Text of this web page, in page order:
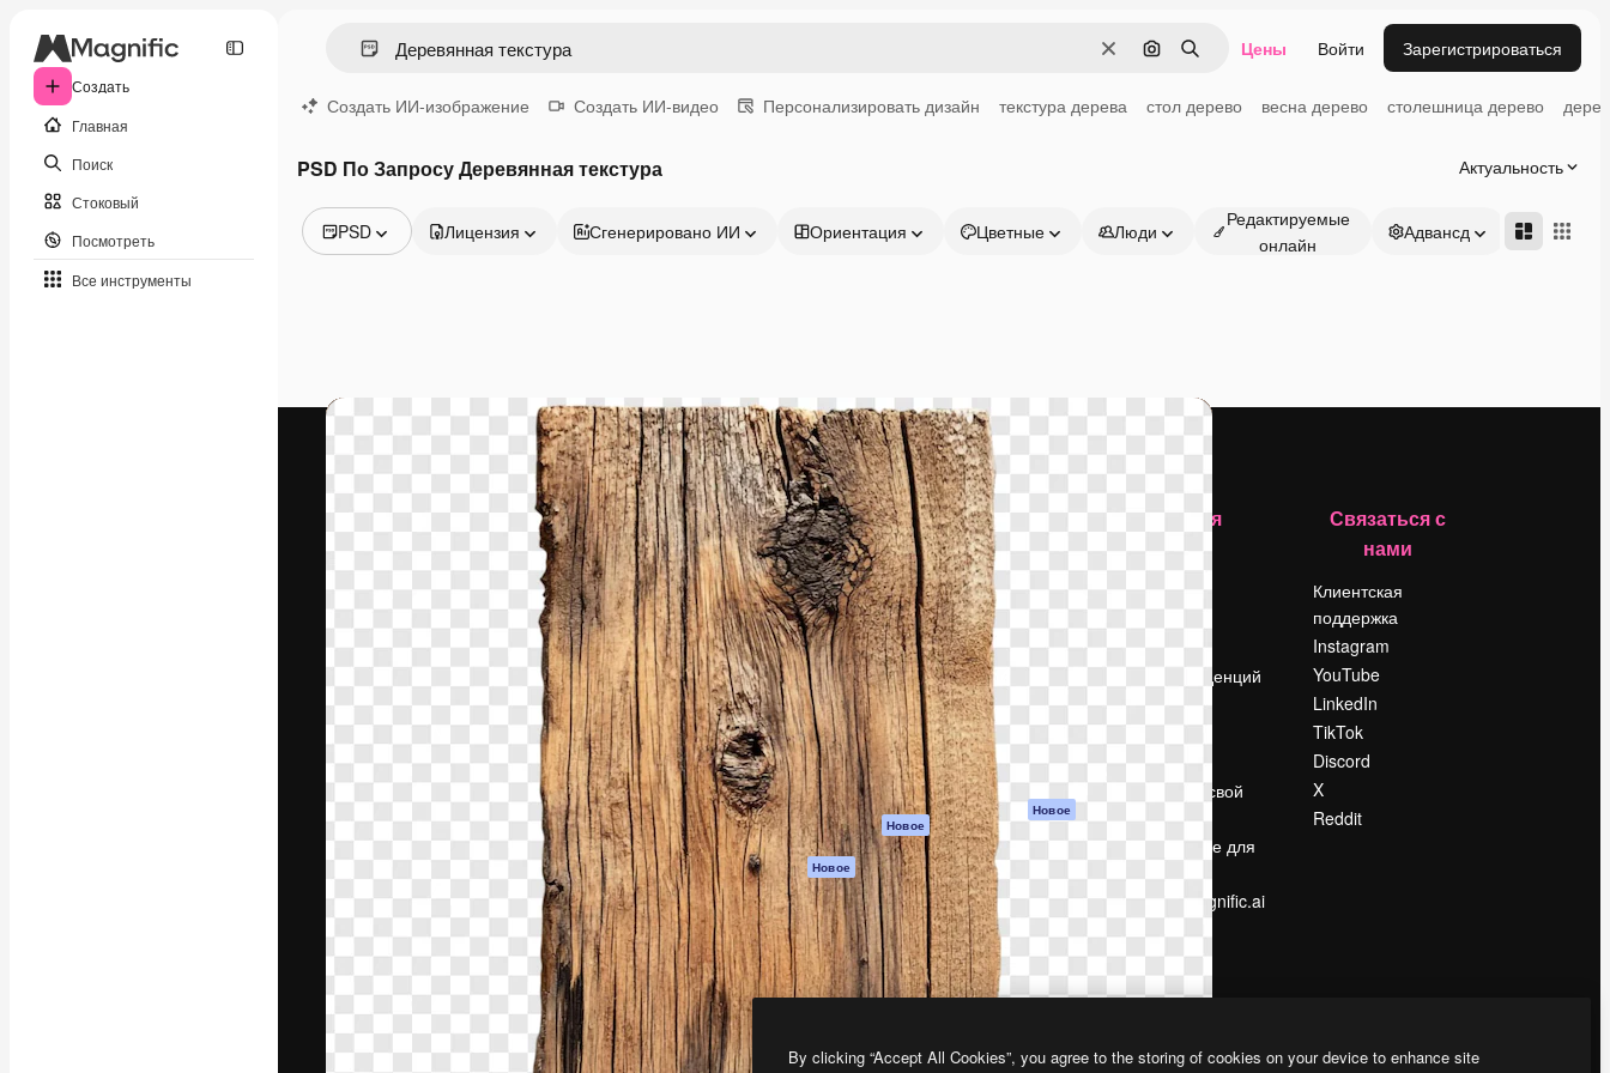
Создать
Главная
Поиск
Стоковый
Посмотреть
Все инструменты
ОчиститьПоиск по изображению
Поиск Цены Войти Зарегистрироваться
Создать ИИ-изображение Создать ИИ-видео Персонализировать дизайн текстура дерева стол дерево весна дерево столешница дерево
PSD По Запросу Деревянная текстура Актуальность
PSD
Видео
Иконки
3D-модели
Шрифты
Лицензия Сгенерировано ИИ Ориентация Цветные Люди
Редактируемые
онлайн
Адвансд
Креативная платформа для создания
ваших лучших работ. Более 1 миллиона
подписчиков среди креаторов,
предприятий, агентств и студий.
Pусский
Продукция
Spaces
ИИ-помощник
Генератор
изображений ИИ
Генератор видео
ИИ
Генератор голоса
на основе ИИ
Стоковый контент
MCP для
Claude/ChatGPT
Новое
Агенты Новое
API
Мобильное
приложение
Все инструменты
Magnific
Начать
Academy
Документация по
Пакету ИИ
Служба
поддержки
Условия и
положения
Политика
конфиденциальности
Оригиналы
Новое
Политика файлов
cookie
Центр доверия
Партнеры
Предприятие
Компания
О нас
Вакансии
Поиск тенденций
Блог
Slidesgo
Продайте свой
контент
Помещение для
Ищете magnific.ai
Связаться с
нами
Клиентская
поддержка
Instagram
YouTube
LinkedIn
TikTok
Discord
X
Reddit
By clicking “Accept All Cookies”, you agree to the storing of cookies on your device to enhance site